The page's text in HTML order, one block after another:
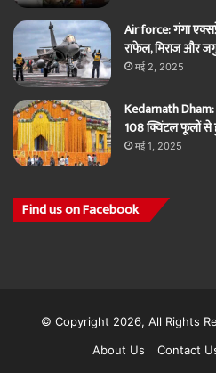
Air force: गंगा
राफेल, मिराज और
मई 2, 2025
Kedarnath
108 क्विंटल फूलों से
मई 1, 2025
Find us on Facebook
© Copyright 2026, All Rights
About Us
Contact